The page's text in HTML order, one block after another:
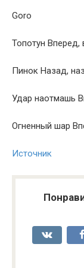
Goro
Топотун Вперед,
Пинок Назад,
Удар наотмашь
Огненный шар
Источник